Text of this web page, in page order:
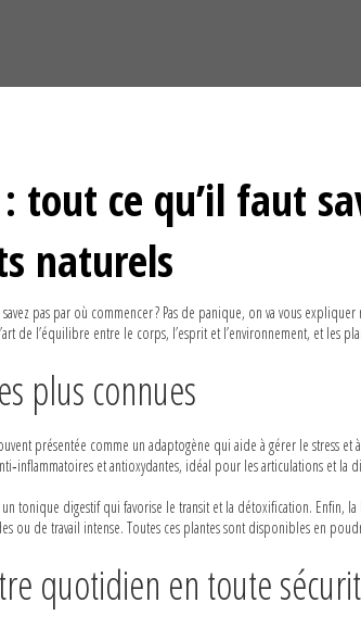
tout ce qu’il faut
naturels
pas par où commencer ? Pas de panique, on va vous
de l’équilibre entre le corps, l’esprit et l’environnement, et les
plus connues
présentée comme un adaptogène qui aide à gérer le stress
et antioxydantes, idéal pour les articulations et la
tonique digestif qui favorise le transit et la détoxification. Enfin,
ou de travail intense. Toutes ces plantes sont disponibles en
quotidien en toute